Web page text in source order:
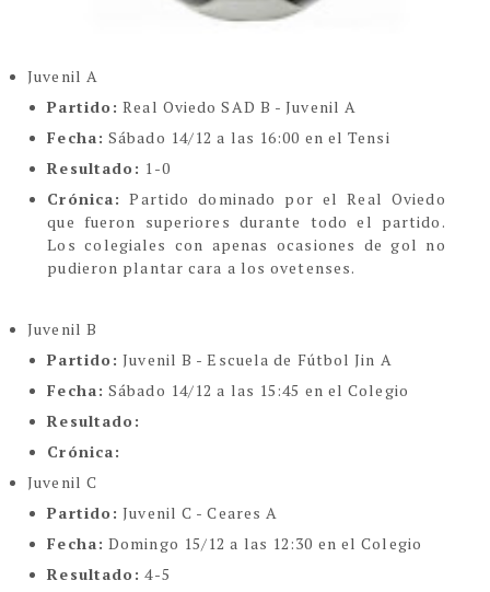
Juvenil A
Partido: Real Oviedo SAD B - Juvenil A
Fecha: Sábado 14/12 a las 16:00 en el Tensi
Resultado: 1-0
Crónica: Partido dominado por el Real Oviedo
que fueron superiores durante todo el partido.
Los colegiales con apenas ocasiones de gol no
pudieron plantar cara a los ovetenses.
Juvenil B
Partido: Juvenil B - Escuela de Fútbol Jin A
Fecha: Sábado 14/12 a las 15:45 en el Colegio
Resultado:
Crónica:
Juvenil C
Partido: Juvenil C - Ceares A
Fecha: Domingo 15/12 a las 12:30 en el Colegio
Resultado: 4-5